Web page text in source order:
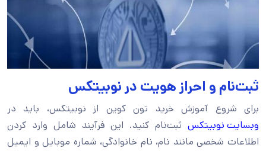
ثبت‌نام و احراز هویت در نوبیتکس
برای شروع آموزش خرید تون کوین از نوبیتکس، باید در
وبسایت نوبیتکس ثبت‌نام کنید. این فرآیند شامل وارد کردن
اطلاعات شخصی مانند نام، نام خانوادگی، شماره موبایل و ایمیل